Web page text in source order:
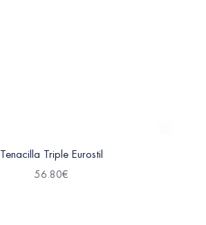
Tenacilla Triple Eurostil
56.80€